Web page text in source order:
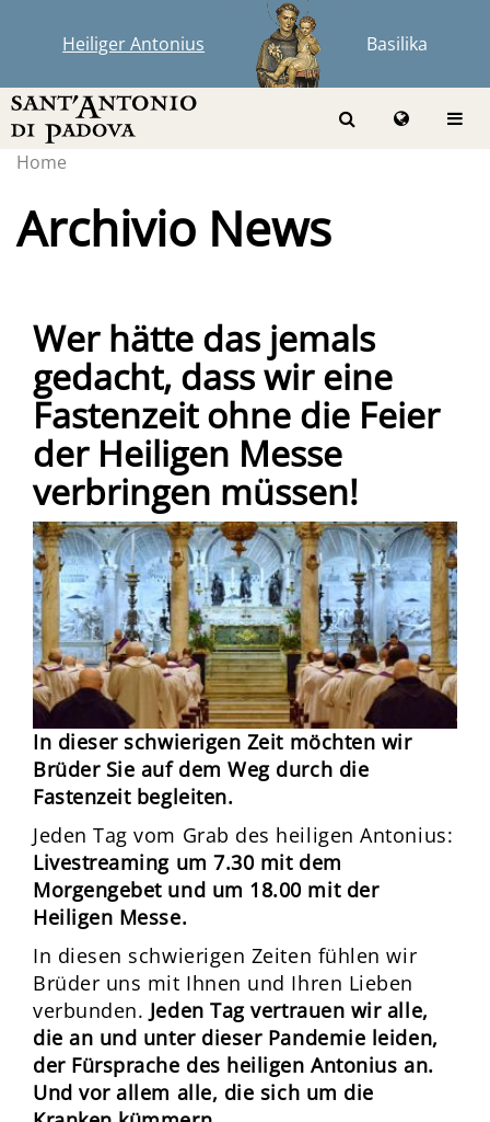
Heiliger Antonius Basilika
Home
Archivio News
Wer hätte das jemals
gedacht, dass wir eine
Fastenzeit ohne die Feier
der Heiligen Messe
verbringen müssen!
In dieser schwierigen Zeit möchten wir
Brüder Sie auf dem Weg durch die
Fastenzeit begleiten.
Jeden Tag vom Grab des heiligen Antonius:
Livestreaming um 7.30 mit dem
Morgengebet und um 18.00 mit der
Heiligen Messe.
In diesen schwierigen Zeiten fühlen wir
Brüder uns mit Ihnen und Ihren Lieben
verbunden. Jeden Tag vertrauen wir alle,
die an und unter dieser Pandemie leiden,
der Fürsprache des heiligen Antonius an.
Und vor allem alle, die sich um die